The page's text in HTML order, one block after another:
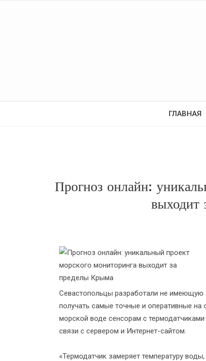
ГЛАВНАЯ
Прогноз онлайн:
выходит
Cевастопольцы разработали не имеющую
получать самые точные и оперативные
морской воде сенсорам с
связи с сервером и Интернет-сайтом.
«Термодатчик замеряет температуру